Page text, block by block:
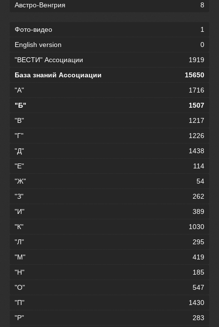
Австро-Венгрия
8
Фото-видео
1
English version
0
"ВЕСТИ" Ассоциации
1919
База знаний Ассоциации
15650
"А"
1716
"Б"
1507
"В"
1217
"Г"
1226
"Д"
1438
"Е"
114
"Ж"
54
"З"
262
"И"
389
"К"
1030
"Л"
295
"М"
419
"Н"
185
"О"
547
"П"
1430
"Р"
283